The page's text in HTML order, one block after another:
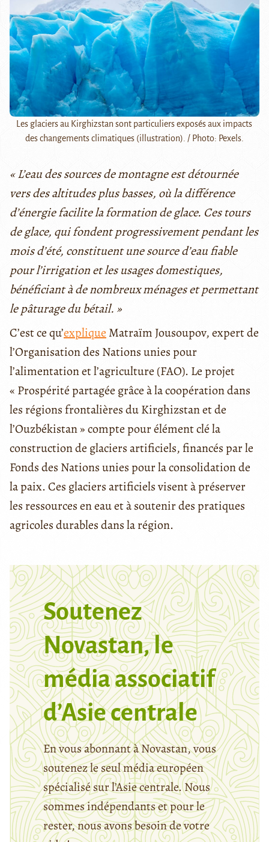
Les glaciers au Kirghizstan sont particuliers exposés aux impacts
des changements climatiques (illustration). / Photo: Pexels.
« L’eau des sources de montagne est détournée
vers des altitudes plus basses, où la différence
d’énergie facilite la formation de glace. Ces tours
de glace, qui fondent progressivement pendant les
mois d’été, constituent une source d’eau fiable
pour l’irrigation et les usages domestiques,
bénéficiant à de nombreux ménages et permettant
le pâturage du bétail. »
C’est ce qu’explique Matraïm Jousoupov, expert de
l’Organisation des Nations unies pour
l’alimentation et l’agriculture (FAO). Le projet
« Prospérité partagée grâce à la coopération dans
les régions frontalières du Kirghizstan et de
l’Ouzbékistan » compte pour élément clé la
construction de glaciers artificiels, financés par le
Fonds des Nations unies pour la consolidation de
la paix. Ces glaciers artificiels visent à préserver
les ressources en eau et à soutenir des pratiques
agricoles durables dans la région.
Soutenez
Novastan, le
média associatif
d’Asie centrale
En vous abonnant à Novastan, vous
soutenez le seul média européen
spécialisé sur l’Asie centrale. Nous
sommes indépendants et pour le
rester, nous avons besoin de votre